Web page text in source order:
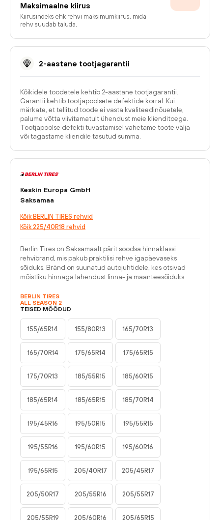
Maksimaalne kiirus
Kiirusindeks ehk rehvi maksimumkiirus, mida
rehv suudab taluda.
2-aastane tootjagarantii
Kõikidele toodetele kehtib 2-aastane tootjagarantii.
Garantii kehtib tootjapoolsete defektide korral. Kui
märkate, et tellitud toode ei vasta kvaliteedinõuetele,
palume võtta viivitamatult ühendust meie klienditoega.
Tootjapoolse defekti tuvastamisel vahetame toote välja
või tagastame kliendile tasutud summa.
Keskin Europa GmbH
Saksamaa
Kõik BERLIN TIRES rehvid
Kõik 225/40R18 rehvid
Berlin Tires on Saksamaalt pärit soodsa hinnaklassi
rehvibrand, mis pakub praktilisi rehve igapäevaseks
sõiduks. Bränd on suunatud autojuhtidele, kes otsivad
mõistliku hinnaga lahendust linna- ja maanteesõiduks.
BERLIN TIRES
ALL SEASON 2
TEISED MÕÕDUD
155/65R14 155/80R13 165/70R13
165/70R14 175/65R14 175/65R15
175/70R13 185/55R15 185/60R15
185/65R14 185/65R15 185/70R14
195/45R16 195/50R15 195/55R15
195/55R16 195/60R15 195/60R16
195/65R15 205/40R17 205/45R17
205/50R17 205/55R16 205/55R17
205/55R19 205/60R16 205/65R15